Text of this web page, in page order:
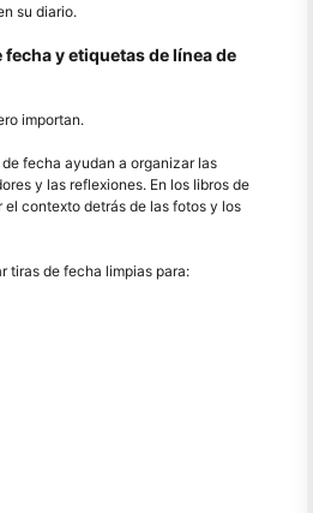
su diario.
y etiquetas de línea de
importan.
fecha ayudan a organizar las
y las reflexiones. En los libros de
contexto detrás de las fotos y los
tiras de fecha limpias para: